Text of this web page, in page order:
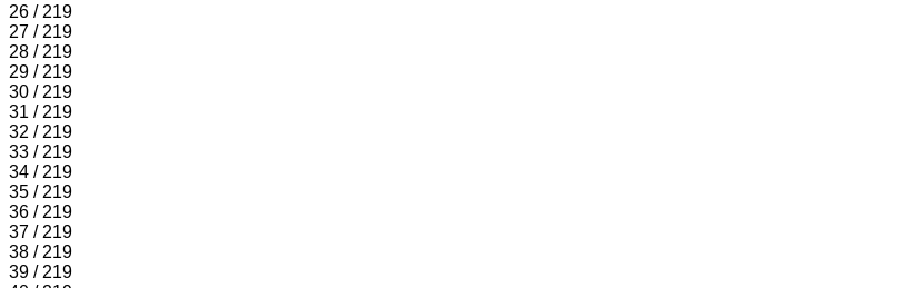
26 / 219
27 / 219
28 / 219
29 / 219
30 / 219
31 / 219
32 / 219
33 / 219
34 / 219
35 / 219
36 / 219
37 / 219
38 / 219
39 / 219